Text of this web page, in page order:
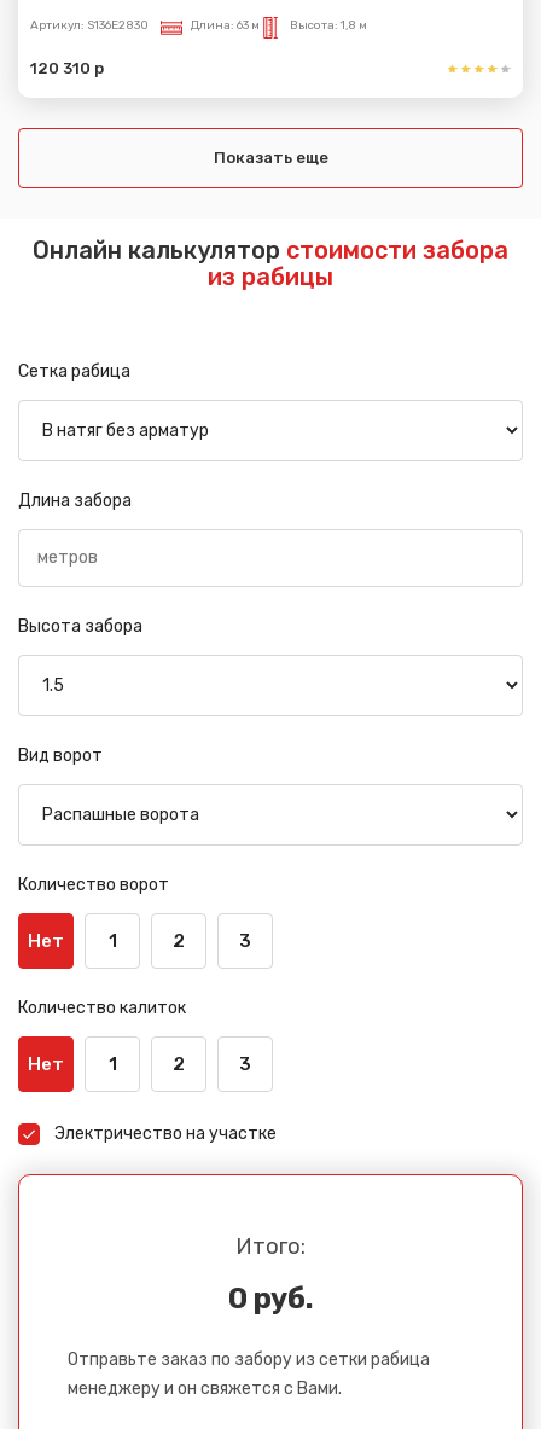
Артикул: S136E2830 Длина: 63 м Высота: 1,8 м
120 310 р
Показать еще
Онлайн калькулятор стоимости забора
из рабицы
Сетка рабица
Длина забора
Высота забора
Вид ворот
Количество ворот
Нет 1 2 3
Количество калиток
Нет 1 2 3
Электричество на участке
Итого:
0 руб.
Отправьте заказ по забору из сетки рабица
менеджеру и он свяжется с Вами.